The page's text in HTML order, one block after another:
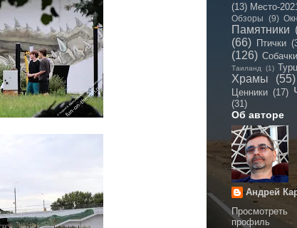
(13) Место-2021
Обзоры (9)
Памятники
(66) Птички
(126) Собачки
Таиланд (1)
Храмы (55)
Ценники (17)
(31)
Об авторе
Андрей
Просмотреть
профиль